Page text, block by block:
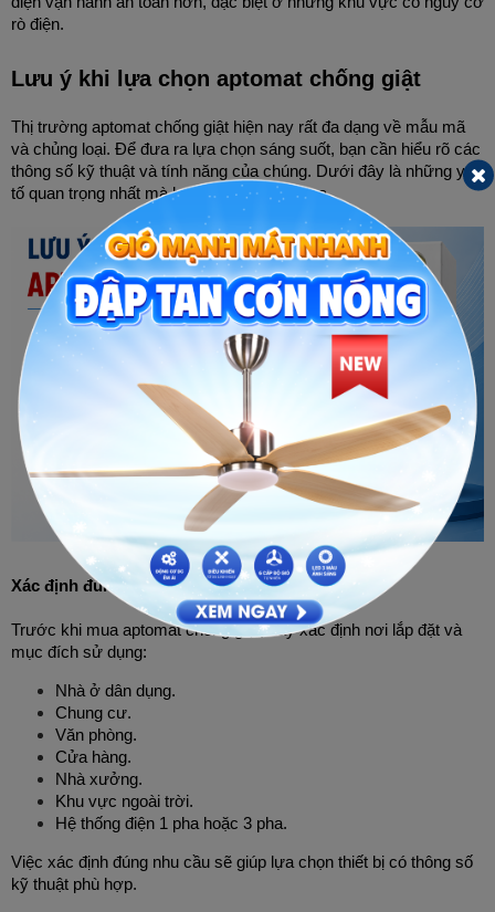
rò điện.
Lưu ý khi lựa chọn aptomat chống giật
Thị trường aptomat chống giật hiện nay rất đa dạng về mẫu mã
và chủng loại. Để đưa ra lựa chọn sáng suốt, bạn cần hiểu rõ các
thông số kỹ thuật và tính năng của chúng. Dưới đây là những yếu
tố quan trọng nhất mà bạn không thể bỏ qua.
Xác định đúng nhu cầu sử dụng
Trước khi mua aptomat chống giật, hãy xác định nơi lắp đặt và
mục đích sử dụng:
Nhà ở dân dụng.
Chung cư.
Văn phòng.
Cửa hàng.
Nhà xưởng.
Khu vực ngoài trời.
Hệ thống điện 1 pha hoặc 3 pha.
Việc xác định đúng nhu cầu sẽ giúp lựa chọn thiết bị có thông số
kỹ thuật phù hợp.